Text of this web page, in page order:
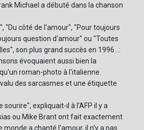
Michael a débuté dans la chanson
"Du côté de l'amour", "Pour toujours
question d'amour" ou "Toutes
son plus grand succès en 1996...:
évoquaient aussi bien la
roman-photo à l'italienne.
des sarcasmes et une étiquette
sourire", expliquait-il à l'AFP il y a
ou Mike Brant ont fait exactement
monde a chanté l'amour, il n'y a pas